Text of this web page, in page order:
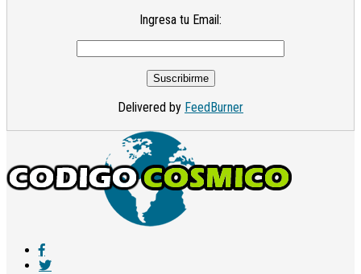
Ingresa tu Email:
Delivered by FeedBurner